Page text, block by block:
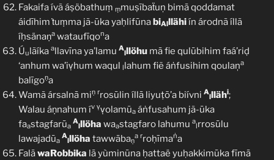
Fakaifa ívã áṣöbathuṃ ṃmuṣībaẗuņ bimā qoddamat
áidīhim ṫuṃma jã-ūka yaḥlifūnabiAlllähiín árodnã íllã
íḥsänaṇa wataufīqona
Úulãíka allavīna ya’lamu A
lllöhu mā fie qulūbihim faá’riḍ
‘anhum wa’iṿhum waqul llahum fiẽ áṅfusihim qoulaņa
balīgoṇa
Wamã ársalnā miṇ rrosūlin íllā liyuṭō’a biívni A
lllähi;
Walau áṇnahum ív ṿṿolamũa áṅfusahum jã-ūka
faastagfarūa
A
lllöha waastagfaro lahumu a
lrrosūlu
lawajadūa
A
lllöha tawwābaṇ
a rroḥīmaṅa
FalāwaRobbika lā yùminūna ḥattaë yuḥakkimūka fīmā